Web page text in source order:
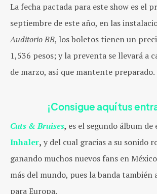
La fecha pactada para este show es el
septiembre de este año, en las
Auditorio BB, los boletos tienen un
1,536 pesos; y la preventa se llevará a
de marzo, así que mantente preparado.
¡Consigue aquí tus
Cuts & Bruises, es el segundo álbum de
Inhaler, y del cual gracias a su sonido
ganando muchos nuevos fans en
más del mundo, pues la banda también
para Europa.